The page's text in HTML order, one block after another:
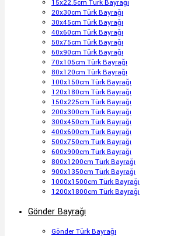
15x22.5cm Türk Bayrağı
20x30cm Türk Bayrağı
30x45cm Türk Bayrağı
40x60cm Türk Bayrağı
50x75cm Türk Bayrağı
60x90cm Türk Bayrağı
70x105cm Türk Bayrağı
80x120cm Türk Bayrağı
100x150cm Türk Bayrağı
120x180cm Türk Bayrağı
150x225cm Türk Bayrağı
200x300cm Türk Bayrağı
300x450cm Türk Bayrağı
400x600cm Türk Bayrağı
500x750cm Türk Bayrağı
600x900cm Türk Bayrağı
800x1200cm Türk Bayrağı
900x1350cm Türk Bayrağı
1000x1500cm Türk Bayrağı
1200x1800cm Türk Bayrağı
Gönder Bayrağı
Gönder Türk Bayrağı